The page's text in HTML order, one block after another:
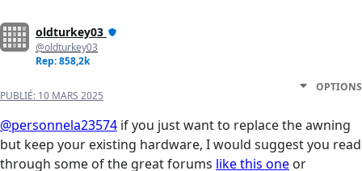
oldturkey03
@oldturkey03
Rep: 858,2k
PUBLIÉ: 10 MARS 2025
OPTIONS
@personnela23574 if you just want to replace the awning
but keep your existing hardware, I would suggest you read
through some of the great forums like this one or